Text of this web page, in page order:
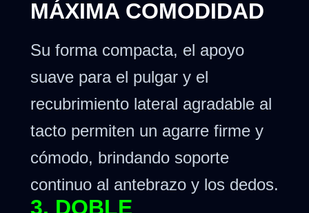
MÁXIMA COMODIDAD
Su forma compacta, el apoyo
suave para el pulgar y el
recubrimiento lateral agradable al
tacto permiten un agarre firme y
cómodo, brindando soporte
continuo al antebrazo y los dedos.
3. DOBLE